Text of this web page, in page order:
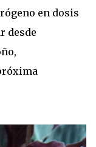
en dosis
desde